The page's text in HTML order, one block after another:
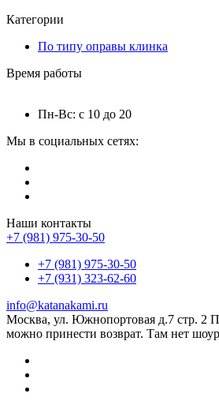
Категории
По типу оправы клинка
Время работы
Пн-Вс: с 10 до 20
Мы в социальных сетях:
Наши контакты
+7 (981) 975-30-50
+7 (981) 975-30-50
+7 (931) 323-62-60
info@katanakami.ru
Москва, ул. Южнопортовая д.7 стр. 2
можно принести возврат. Там нет